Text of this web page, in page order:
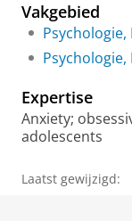
a
g
e
c
h
P
t
Vakgebied
Psychologie,
Expertise
Anxiety;
adolescents
Laatst gewijzigd: